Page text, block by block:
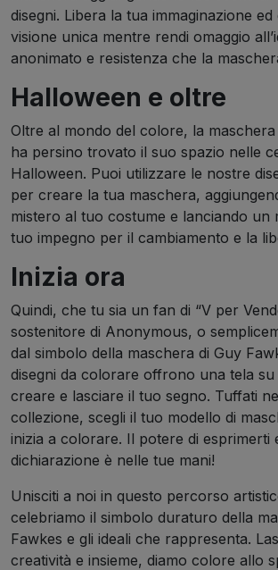
disegni. Libera la tua immaginazione
visione unica mentre rendi omaggio
anonimato e resistenza che la
Halloween e oltre
Oltre al mondo del colore, la maschera
ha persino trovato il suo spazio nelle
Halloween. Puoi utilizzare le nostre
per creare la tua maschera,
mistero al tuo costume e lanciando un
tuo impegno per il cambiamento e la
Inizia ora
Quindi, che tu sia un fan di “V per
sostenitore di Anonymous, o
dal simbolo della maschera di Guy
disegni da colorare offrono una tela
creare e lasciare il tuo segno. Tuffati
collezione, scegli il tuo modello di
inizia a colorare. Il potere di esprimerti
dichiarazione è nelle tue mani!
Unisciti a noi in questo percorso
celebriamo il simbolo duraturo della
Fawkes e gli ideali che rappresenta.
creatività e insieme, diamo colore allo